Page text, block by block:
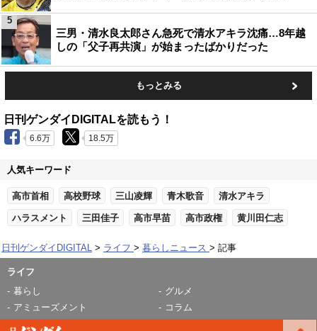
三男・清水良太郎さん急死で清水アキラ沈痛…8年越
しの「父子再共演」が始まったばかりだった
5
もっとみる
日刊ゲンダイDIGITALを読もう！
6.6万 18.5万
人気キーワード
高市首相 高校野球 三山凌輝 青木歌音 清水アキラ
ハラスメント 三田佳子 高市早苗 高市政権 黄川田仁志
日刊ゲンダイDIGITAL ライフ 暮らしニュース 記事
ライフ
暮らし
グルメ
アミューズメント
コラム